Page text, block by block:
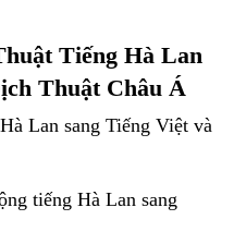
Tiếng Hà Lan
Thuật Châu Á
Lan sang Tiếng Việt và
tiếng Hà Lan sang